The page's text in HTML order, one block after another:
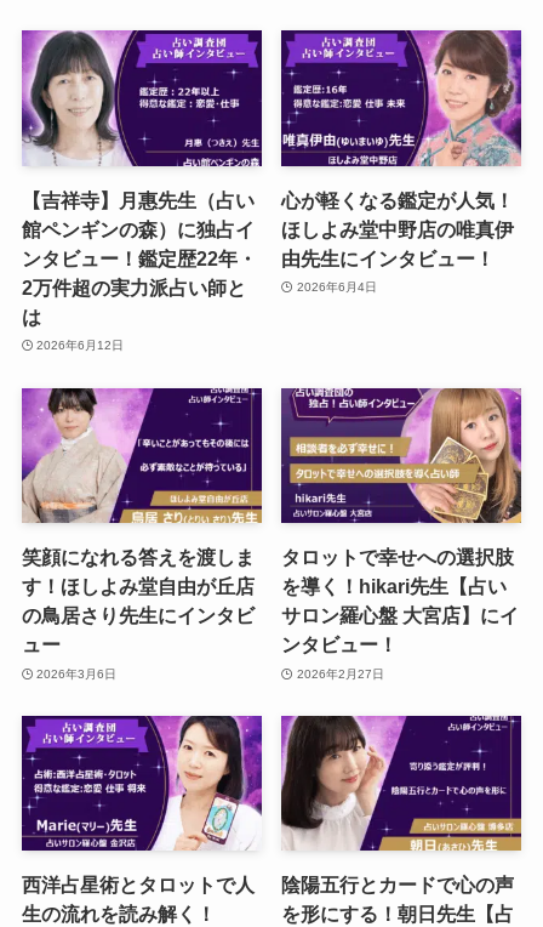
【吉祥寺】月惠先生（占い
館ペンギンの森）に独占イ
ンタビュー！鑑定歴22年・
2万件超の実力派占い師と
は
2026年6月12日
心が軽くなる鑑定が人気！
ほしよみ堂中野店の唯真伊
由先生にインタビュー！
2026年6月4日
笑顔になれる答えを渡しま
す！ほしよみ堂自由が丘店
の鳥居さり先生にインタビ
ュー
2026年3月6日
タロットで幸せへの選択肢
を導く！hikari先生【占い
サロン羅心盤 大宮店】にイ
ンタビュー！
2026年2月27日
西洋占星術とタロットで人
生の流れを読み解く！
陰陽五行とカードで心の声
を形にする！朝日先生【占